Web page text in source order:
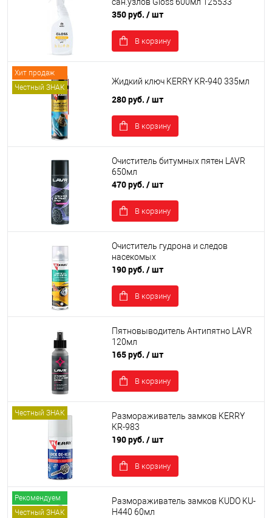
сан.узлов Gloss 600мл 125533
350 руб. / шт
В корзину
Хит продаж
Честный ЗНАК
Жидкий ключ KERRY KR-940 335мл
280 руб. / шт
В корзину
Очиститель битумных пятен LAVR
650мл
470 руб. / шт
В корзину
Очиститель гудрона и следов
насекомых
190 руб. / шт
В корзину
Пятновыводитель Антипятно LAVR
120мл
165 руб. / шт
В корзину
Честный ЗНАК
Размораживатель замков KERRY
KR-983
190 руб. / шт
В корзину
Рекомендуем
Честный ЗНАК
Размораживатель замков KUDO KU-
H440 60мл